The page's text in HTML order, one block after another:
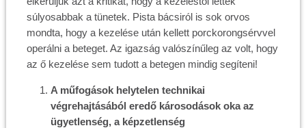
súlyosabbak a tünetek. Pista bácsiról is sok orvos
mondta, hogy a kezelése után kellett porckorongsérvvel
operálni a beteget. Az igazság valószínűleg az volt, hogy
az ő kezelése sem tudott a betegen mindig segíteni!
A műfogások helytelen technikai
végrehajtásából eredő károsodások oka az
ügyetlenség, a képzetlenség